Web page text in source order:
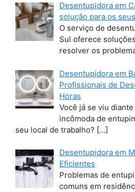
Desentupidora em
solução para os
O serviço de
Sul oferece
resolver os
Desentupidora em
Profissionais de
Horas
Você já se viu
incômoda de
seu local de trabalho? […]
Desentupidora em
Eficientes
Problemas de
comuns em